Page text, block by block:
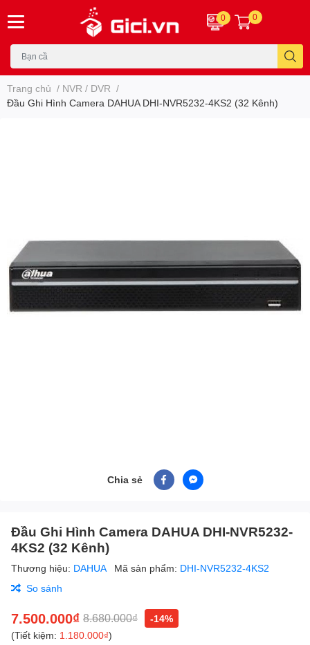
0 0
Trang chủ / NVR / DVR /
Đầu Ghi Hình Camera DAHUA DHI-NVR5232-4KS2 (32 Kênh)
Chia sẻ
Đầu Ghi Hình Camera DAHUA DHI-NVR5232-
4KS2 (32 Kênh)
Thương hiệu: DAHUA Mã sản phẩm: DHI-NVR5232-4KS2
So sánh
7.500.000₫ 8.680.000₫
-14%
(Tiết kiệm: 1.180.000₫)